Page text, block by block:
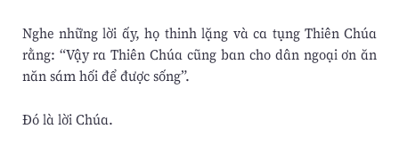
Nghe những lời ấy, họ thinh lặng và ca tụng Thiên Chúa
rằng: “Vậy ra Thiên Chúa cũng ban cho dân ngoại ơn ăn
năn sám hối để được sống”.
Ðó là lời Chúa.